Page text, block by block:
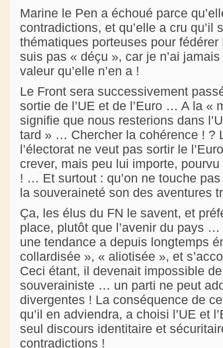
Marine le Pen a échoué parce
contradictions, et qu’elle a cru qu’il
thématiques porteuses pour
suis pas « déçu », car je n’ai
valeur qu’elle n’en a !
Le Front sera successivement
sortie de l’UE et de l’Euro … A la «
signifie que nous resterions dans
tard » … Chercher la cohérence ! ?
l’électorat ne veut pas sortir le
crever, mais peu lui importe,
! … Et surtout : qu’on ne touche
la souveraineté son des aventures
Ça, les élus du FN le savent, et
place, plutôt que l’avenir du pays
une tendance a depuis longtemps
collardisée », « aliotisée », et
Ceci étant, il devenait impossible
souverainiste … un parti ne peut
divergentes ! La conséquence de
qu’il en adviendra, a choisi l’UE et
seul discours identitaire et
contradictions !